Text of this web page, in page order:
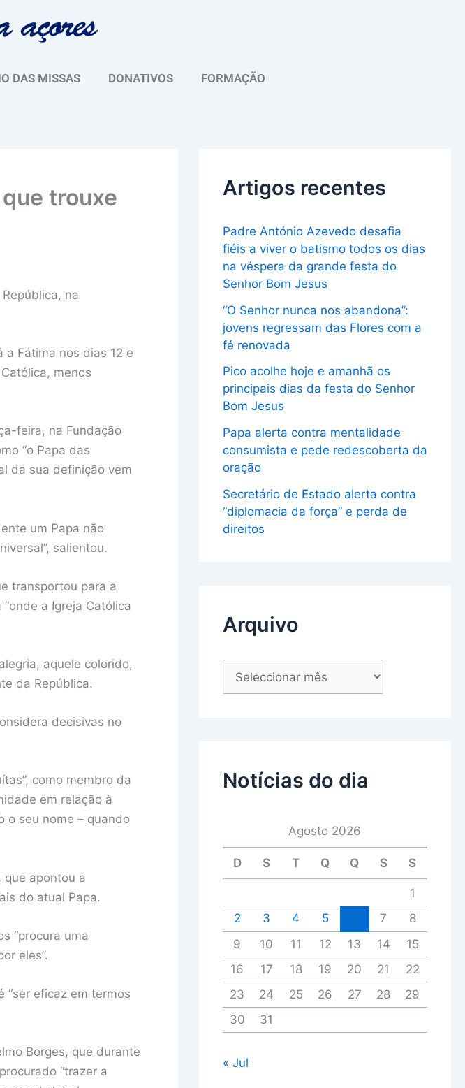
DAS MISSAS DONATIVOS FORMAÇÃO
trouxe
na
a Fátima nos dias 12 e
menos
feira, na Fundação
“o Papa das
da sua definição vem
um Papa não
salientou.
transportou para a
a Igreja Católica
aquele colorido,
da República.
decisivas no
como membro da
em relação à
o seu nome – quando
que apontou a
do atual Papa.
“procura uma
eles”.
“ser eficaz em termos
Borges, que durante
“trazer a
Artigos recentes
Padre António Azevedo desafia
fiéis a viver o batismo todos os dias
na véspera da grande festa do
Senhor Bom Jesus
“O Senhor nunca nos abandona”:
jovens regressam das Flores com a
fé renovada
Pico acolhe hoje e amanhã os
principais dias da festa do Senhor
Bom Jesus
Papa alerta contra mentalidade
consumista e pede redescoberta da
oração
Secretário de Estado alerta contra
“diplomacia da força” e perda de
direitos
Arquivo
u
Notícias do dia
Agosto 2026
D S T Q Q S S
1
2
3 4 5 7
8
9
10 11 12 13 14
15
16
17 18 19 20 21
22
23
24 25 26 27 28
29
30
31
« Jul